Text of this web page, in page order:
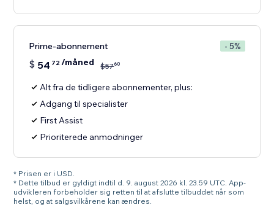
Prime-abonnement - 5%
$ 54 72/måned $5760
Alt fra de tidligere abonnementer, plus:
Adgang til specialister
First Assist
Prioriterede anmodninger
* Prisen er i USD.
* Dette tilbud er gyldigt indtil d. 9. august 2026 kl. 23.59 UTC. App-
udvikleren forbeholder sig retten til at afslutte tilbuddet når som
helst, og at salgsvilkårene kan ændres.